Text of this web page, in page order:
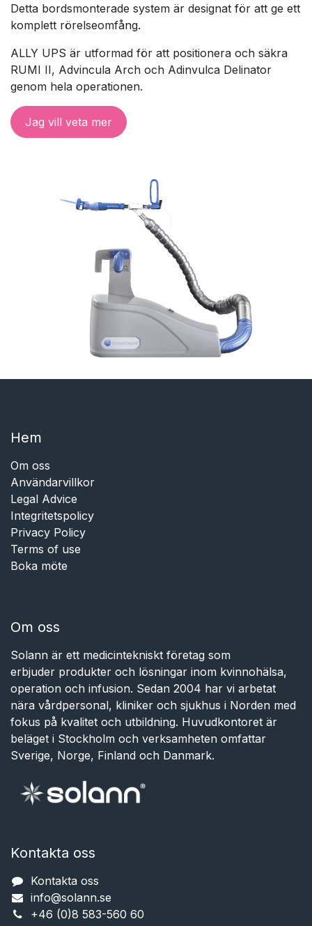
Detta bordsmonterade system är designat för att ge ett
komplett rörelseomfång.
ALLY UPS är utformad för att positionera och säkra
RUMI II, Advincula Arch och Adinvulca Delinator
genom hela operationen.
Jag vill veta mer
Hem​​
Om oss
Användarvillkor
Legal Advice
Integritetspolicy
Privacy Policy
Terms of use
Boka möte
Om oss
Solann är ett medicintekniskt företag som
erbjuder produkter och lösningar inom kvinnohälsa,
operation och infusion. Sedan 2004 har vi arbetat
nära vårdpersonal, kliniker och sjukhus i Norden med
fokus på kvalitet och utbildning. Huvudkontoret är
beläget i Stockholm och verksamheten omfattar
Sverige, Norge, Finland och Danmark.
Kontakta oss
Kontakta oss
info@solann.se​​​​​​
+46 (0)8 583-560 60